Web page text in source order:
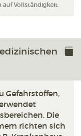
auf Vollständigkeit.
Gefahrstoffen,
Die
richten sich